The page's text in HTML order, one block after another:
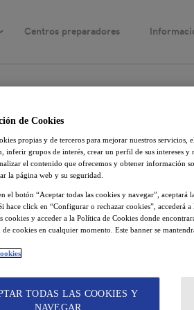
Intermedio
Centros preparadores
Convocatorias
Contacta para + info
Busca tu
tu
de Cookies
propias y de terceros para mejorar nuestros servicios,
inferir grupos de interés, crear un perfil de sus intereses y
el contenido que ofrecemos y obtener información
la página web y su seguridad.
el botón “Aceptar todas las cookies y navegar”, aceptará
hace click en “Configurar o rechazar cookies”, accederá
cookies y acceder a la Política de Cookies donde
cookies en cualquier momento. Este banner se
TODAS LAS COOKIES Y
NAVEGAR